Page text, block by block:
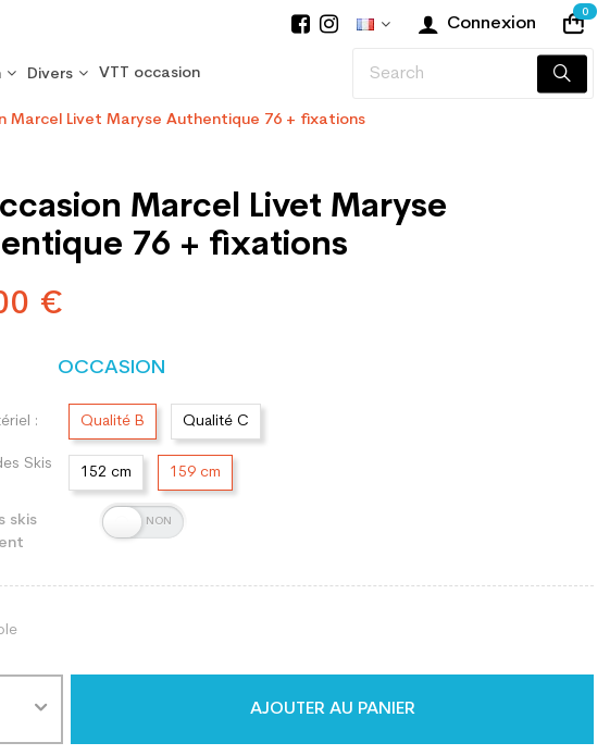
Connexion
0
Divers VTT occasion
Marcel Livet Maryse Authentique 76 + fixations
Marcel Livet Maryse
76 + fixations
€
OCCASION
: Qualité B Qualité C
Skis
152 cm 159 cm
skis
AJOUTER AU PANIER